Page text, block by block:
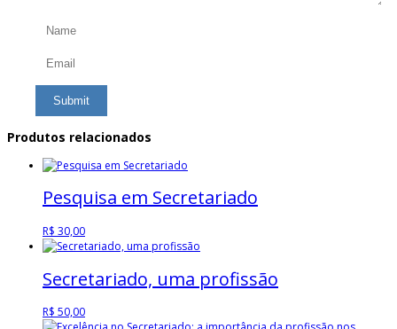
Produtos relacionados
Pesquisa em Secretariado
R$ 30,00
Secretariado, uma profissão
R$ 50,00